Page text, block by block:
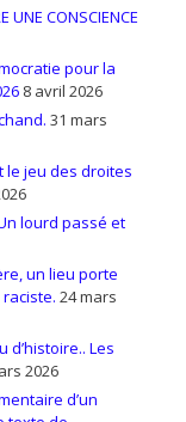
UNE CONSCIENCE
pour la
8 avril 2026
31 mars
le jeu des droites
lourd passé et
un lieu porte
24 mars
d’histoire.. Les
2026
d’un